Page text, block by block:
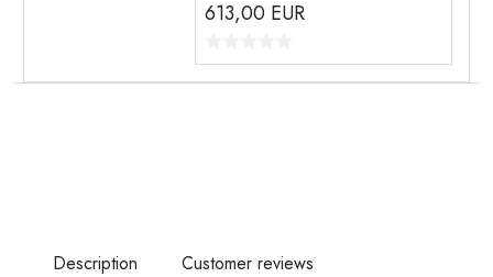
613,00 EUR
Description Customer reviews